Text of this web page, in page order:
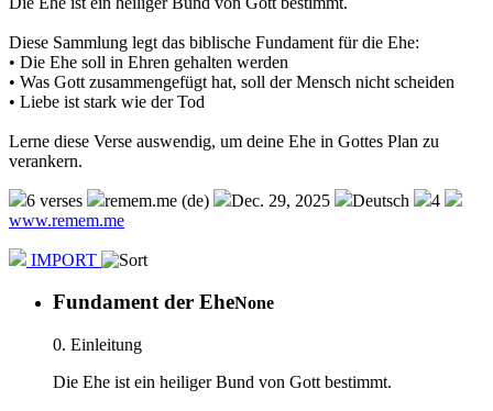
Diese Sammlung legt das biblische Fundament für die Ehe:
• Die Ehe soll in Ehren gehalten werden
• Was Gott zusammengefügt hat, soll der Mensch nicht scheiden
• Liebe ist stark wie der Tod
Lerne diese Verse auswendig, um deine Ehe in Gottes Plan zu
verankern.
6 verses remem.me (de) Dec. 29, 2025 Deutsch
4
www.remem.me
IMPORT
Fundament der EheNone
0. Einleitung
Die Ehe ist ein heiliger Bund von Gott bestimmt.